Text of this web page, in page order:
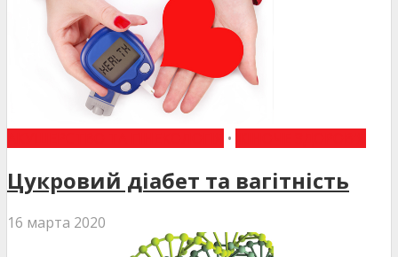
•
Цукровий діабет та вагітність
16 марта 2020